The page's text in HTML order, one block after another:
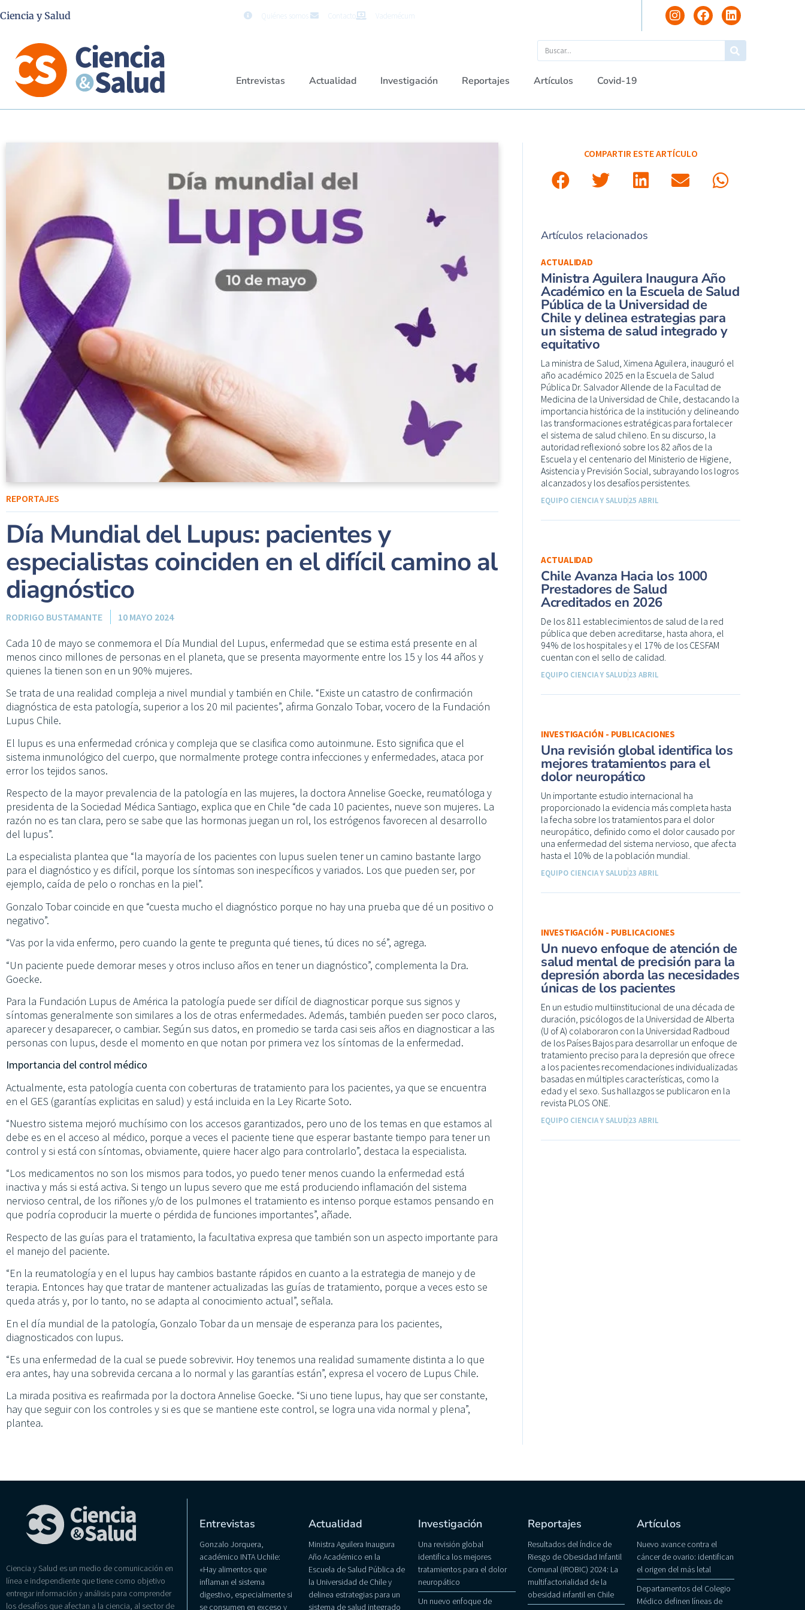
Ciencia y Salud Quiénes somos Contacto Vademécum
Entrevistas Actualidad Investigación Reportajes Artículos Covid-19
REPORTAJES
Día Mundial del Lupus: pacientes y
especialistas coinciden en el difícil camino al
diagnóstico
RODRIGO BUSTAMANTE 10 MAYO 2024
Cada 10 de mayo se conmemora el Día Mundial del Lupus, enfermedad que se estima está presente en al
menos cinco millones de personas en el planeta, que se presenta mayormente entre los 15 y los 44 años y
quienes la tienen son en un 90% mujeres.
Se trata de una realidad compleja a nivel mundial y también en Chile. “Existe un catastro de confirmación
diagnóstica de esta patología, superior a los 20 mil pacientes”, afirma Gonzalo Tobar, vocero de la Fundación
Lupus Chile.
El lupus es una enfermedad crónica y compleja que se clasifica como autoinmune. Esto significa que el
sistema inmunológico del cuerpo, que normalmente protege contra infecciones y enfermedades, ataca por
error los tejidos sanos.
Respecto de la mayor prevalencia de la patología en las mujeres, la doctora Annelise Goecke, reumatóloga y
presidenta de la Sociedad Médica Santiago, explica que en Chile “de cada 10 pacientes, nueve son mujeres. La
razón no es tan clara, pero se sabe que las hormonas juegan un rol, los estrógenos favorecen al desarrollo
del lupus”.
La especialista plantea que “la mayoría de los pacientes con lupus suelen tener un camino bastante largo
para el diagnóstico y es difícil, porque los síntomas son inespecíficos y variados. Los que pueden ser, por
ejemplo, caída de pelo o ronchas en la piel”.
Gonzalo Tobar coincide en que “cuesta mucho el diagnóstico porque no hay una prueba que dé un positivo o
negativo”.
“Vas por la vida enfermo, pero cuando la gente te pregunta qué tienes, tú dices no sé”, agrega.
“Un paciente puede demorar meses y otros incluso años en tener un diagnóstico”, complementa la Dra.
Goecke.
Para la Fundación Lupus de América la patología puede ser difícil de diagnosticar porque sus signos y
síntomas generalmente son similares a los de otras enfermedades. Además, también pueden ser poco claros,
aparecer y desaparecer, o cambiar. Según sus datos, en promedio se tarda casi seis años en diagnosticar a las
personas con lupus, desde el momento en que notan por primera vez los síntomas de la enfermedad.
Importancia del control médico
Actualmente, esta patología cuenta con coberturas de tratamiento para los pacientes, ya que se encuentra
en el GES (garantías explicitas en salud) y está incluida en la Ley Ricarte Soto.
“Nuestro sistema mejoró muchísimo con los accesos garantizados, pero uno de los temas en que estamos al
debe es en el acceso al médico, porque a veces el paciente tiene que esperar bastante tiempo para tener un
control y si está con síntomas, obviamente, quiere hacer algo para controlarlo”, destaca la especialista.
“Los medicamentos no son los mismos para todos, yo puedo tener menos cuando la enfermedad está
inactiva y más si está activa. Si tengo un lupus severo que me está produciendo inflamación del sistema
nervioso central, de los riñones y/o de los pulmones el tratamiento es intenso porque estamos pensando en
que podría coproducir la muerte o pérdida de funciones importantes”, añade.
Respecto de las guías para el tratamiento, la facultativa expresa que también son un aspecto importante para
el manejo del paciente.
“En la reumatología y en el lupus hay cambios bastante rápidos en cuanto a la estrategia de manejo y de
terapia. Entonces hay que tratar de mantener actualizadas las guías de tratamiento, porque a veces esto se
queda atrás y, por lo tanto, no se adapta al conocimiento actual”, señala.
En el día mundial de la patología, Gonzalo Tobar da un mensaje de esperanza para los pacientes,
diagnosticados con lupus.
“Es una enfermedad de la cual se puede sobrevivir. Hoy tenemos una realidad sumamente distinta a lo que
era antes, hay una sobrevida cercana a lo normal y las garantías están”, expresa el vocero de Lupus Chile.
La mirada positiva es reafirmada por la doctora Annelise Goecke. “Si uno tiene lupus, hay que ser constante,
hay que seguir con los controles y si es que se mantiene este control, se logra una vida normal y plena”,
plantea.
COMPARTIR ESTE ARTÍCULO
Artículos relacionados
ACTUALIDAD
Ministra Aguilera Inaugura Año
Académico en la Escuela de Salud
Pública de la Universidad de
Chile y delinea estrategias para
un sistema de salud integrado y
equitativo
La ministra de Salud, Ximena Aguilera, inauguró el
año académico 2025 en la Escuela de Salud
Pública Dr. Salvador Allende de la Facultad de
Medicina de la Universidad de Chile, destacando la
importancia histórica de la institución y delineando
las transformaciones estratégicas para fortalecer
el sistema de salud chileno. En su discurso, la
autoridad reflexionó sobre los 82 años de la
Escuela y el centenario del Ministerio de Higiene,
Asistencia y Previsión Social, subrayando los logros
alcanzados y los desafíos persistentes.
EQUIPO CIENCIA Y SALUD25 ABRIL
ACTUALIDAD
Chile Avanza Hacia los 1000
Prestadores de Salud
Acreditados en 2026
De los 811 establecimientos de salud de la red
pública que deben acreditarse, hasta ahora, el
94% de los hospitales y el 17% de los CESFAM
cuentan con el sello de calidad.
EQUIPO CIENCIA Y SALUD23 ABRIL
INVESTIGACIÓN - PUBLICACIONES
Una revisión global identifica los
mejores tratamientos para el
dolor neuropático
Un importante estudio internacional ha
proporcionado la evidencia más completa hasta
la fecha sobre los tratamientos para el dolor
neuropático, definido como el dolor causado por
una enfermedad del sistema nervioso, que afecta
hasta el 10% de la población mundial.
EQUIPO CIENCIA Y SALUD23 ABRIL
INVESTIGACIÓN - PUBLICACIONES
Un nuevo enfoque de atención de
salud mental de precisión para la
depresión aborda las necesidades
únicas de los pacientes
En un estudio multiinstitucional de una década de
duración, psicólogos de la Universidad de Alberta
(U of A) colaboraron con la Universidad Radboud
de los Países Bajos para desarrollar un enfoque de
tratamiento preciso para la depresión que ofrece
a los pacientes recomendaciones individualizadas
basadas en múltiples características, como la
edad y el sexo. Sus hallazgos se publicaron en la
revista PLOS ONE.
EQUIPO CIENCIA Y SALUD23 ABRIL
Ciencia y Salud es un medio de comunicación en
línea e independiente que tiene como objetivo
entregar información y análisis para comprender
los desafíos que afectan a la ciencia, al sector de
Entrevistas
Gonzalo Jorquera,
académico INTA Uchile:
«Hay alimentos que
inflaman el sistema
digestivo, especialmente si
se consumen en exceso y
Actualidad
Ministra Aguilera Inaugura
Año Académico en la
Escuela de Salud Pública de
la Universidad de Chile y
delinea estrategias para un
sistema de salud integrado
Investigación
Una revisión global
identifica los mejores
tratamientos para el dolor
neuropático
Un nuevo enfoque de
Reportajes
Resultados del Índice de
Riesgo de Obesidad Infantil
Comunal (IROBIC) 2024: La
multifactorialidad de la
obesidad infantil en Chile
Artículos
Nuevo avance contra el
cáncer de ovario: identifican
el origen del más letal
Departamentos del Colegio
Médico definen líneas de